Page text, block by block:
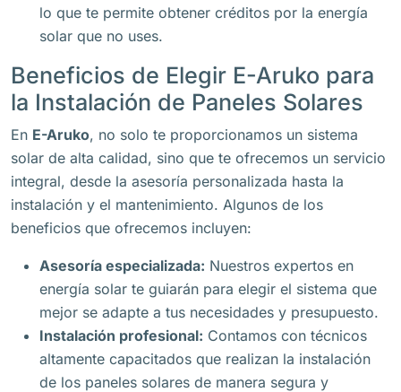
lo que te permite obtener créditos por la energía
solar que no uses.
Beneficios de Elegir E-Aruko para
la Instalación de Paneles Solares
En E-Aruko, no solo te proporcionamos un sistema
solar de alta calidad, sino que te ofrecemos un servicio
integral, desde la asesoría personalizada hasta la
instalación y el mantenimiento. Algunos de los
beneficios que ofrecemos incluyen:
Asesoría especializada: Nuestros expertos en
energía solar te guiarán para elegir el sistema que
mejor se adapte a tus necesidades y presupuesto.
Instalación profesional: Contamos con técnicos
altamente capacitados que realizan la instalación
de los paneles solares de manera segura y